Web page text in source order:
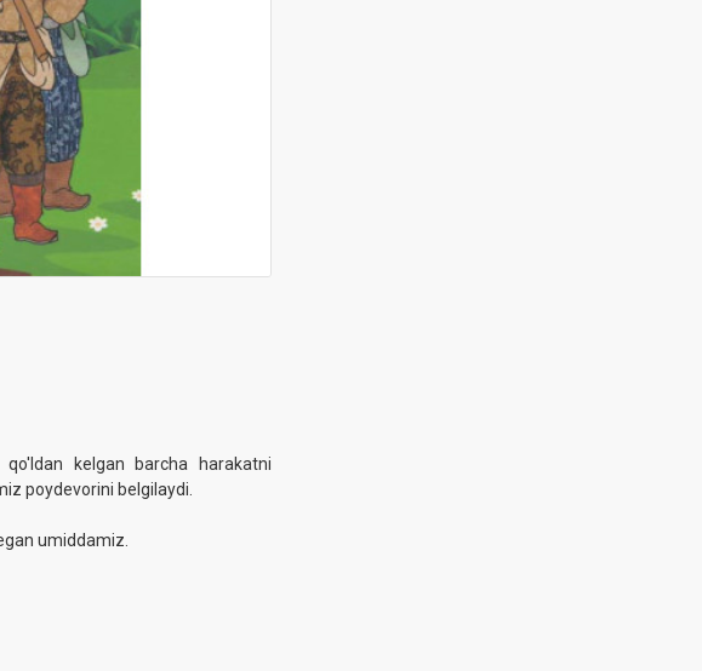
kelgan barcha harakatni
poydevorini belgilaydi.
umiddamiz.